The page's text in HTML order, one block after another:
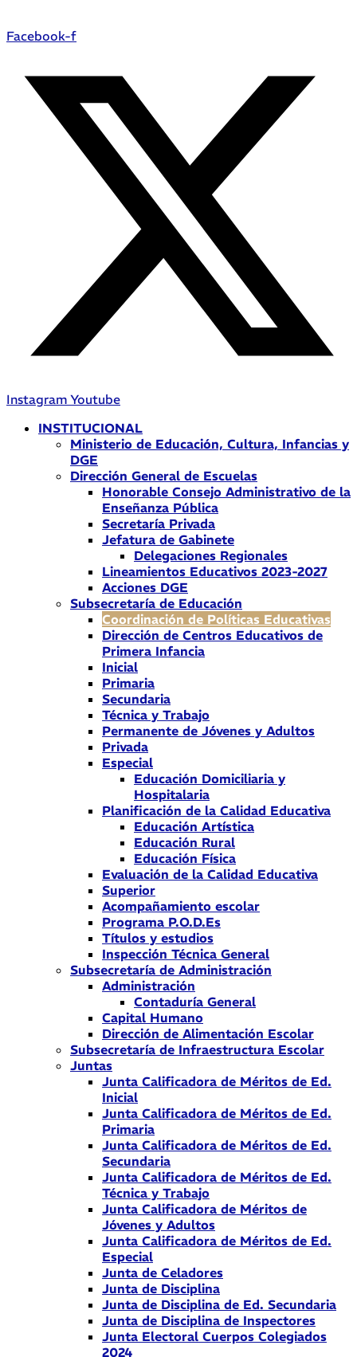
Facebook-f
Instagram Youtube
INSTITUCIONAL
Ministerio de Educación, Cultura, Infancias y
DGE
Dirección General de Escuelas
Honorable Consejo Administrativo de la
Enseñanza Pública
Secretaría Privada
Jefatura de Gabinete
Delegaciones Regionales
Lineamientos Educativos 2023-2027
Acciones DGE
Subsecretaría de Educación
Coordinación de Políticas Educativas
Dirección de Centros Educativos de
Primera Infancia
Inicial
Primaria
Secundaria
Técnica y Trabajo
Permanente de Jóvenes y Adultos
Privada
Especial
Educación Domiciliaria y
Hospitalaria
Planificación de la Calidad Educativa
Educación Artística
Educación Rural
Educación Física
Evaluación de la Calidad Educativa
Superior
Acompañamiento escolar
Programa P.O.D.Es
Títulos y estudios
Inspección Técnica General
Subsecretaría de Administración
Administración
Contaduría General
Capital Humano
Dirección de Alimentación Escolar
Subsecretaría de Infraestructura Escolar
Juntas
Junta Calificadora de Méritos de Ed.
Inicial
Junta Calificadora de Méritos de Ed.
Primaria
Junta Calificadora de Méritos de Ed.
Secundaria
Junta Calificadora de Méritos de Ed.
Técnica y Trabajo
Junta Calificadora de Méritos de
Jóvenes y Adultos
Junta Calificadora de Méritos de Ed.
Especial
Junta de Celadores
Junta de Disciplina
Junta de Disciplina de Ed. Secundaria
Junta de Disciplina de Inspectores
Junta Electoral Cuerpos Colegiados
2024